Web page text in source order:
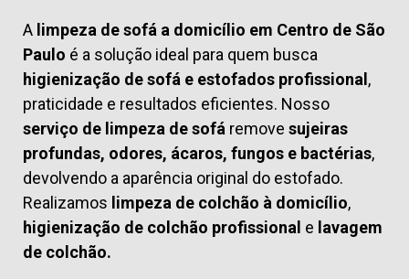
A limpeza de sofá a domicílio em Centro de São
Paulo é a solução ideal para quem busca
higienização de sofá e estofados profissional,
praticidade e resultados eficientes. Nosso
serviço de limpeza de sofá remove sujeiras
profundas, odores, ácaros, fungos e bactérias,
devolvendo a aparência original do estofado.
Realizamos limpeza de colchão à domicílio,
higienização de colchão profissional e lavagem
de colchão.